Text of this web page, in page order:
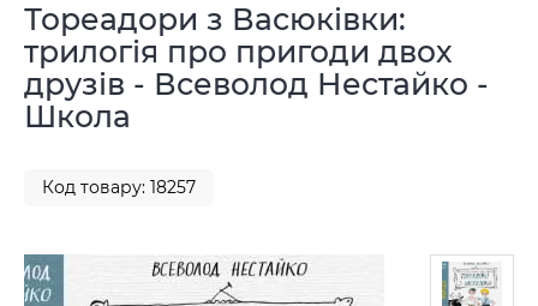
Тореадори з Васюківки:
трилогія про пригоди двох
друзів - Всеволод Нестайко -
Школа
Код товару: 18257